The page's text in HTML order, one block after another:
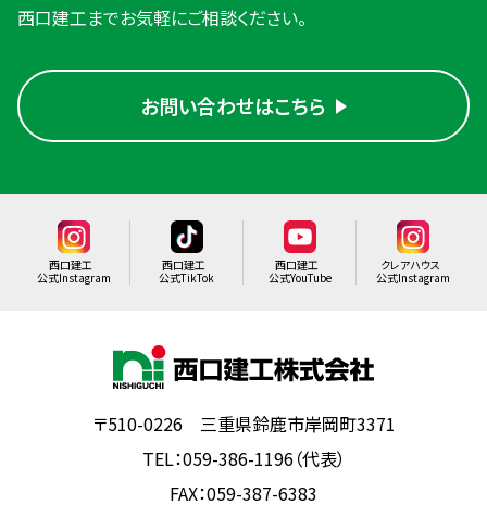
西口建工までお気軽にご相談ください。
お問い合わせはこちら
西口建工
公式Instagram
西口建工
公式TikTok
西口建工
公式YouTube
クレアハウス
公式Instagram
〒510-0226 三重県鈴鹿市岸岡町3371
TEL：059-386-1196（代表）
FAX：059-387-6383